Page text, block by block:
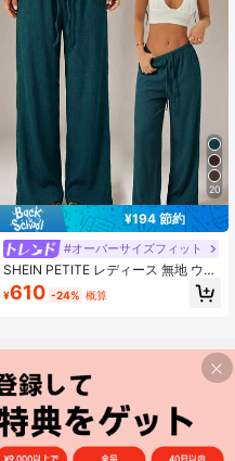
20
¥194 節約
#オーバーサイズフィット
SHEIN PETITE レディース 無地 ウエ
ストリボン ワイドレッグ ルーズ カ
ジュアル 万能パンツ バケーション
¥610 -24% 概算